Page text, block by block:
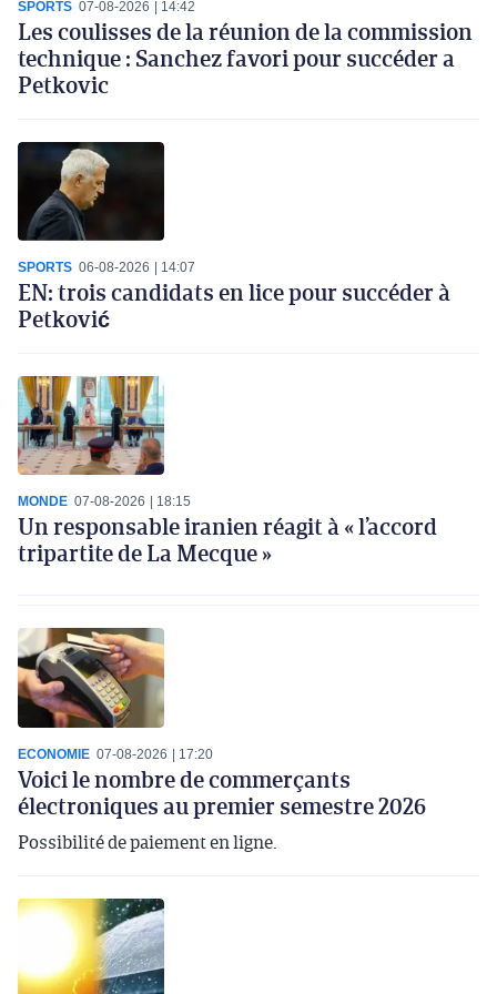
SPORTS 07-08-2026 14:42
Les coulisses de la réunion de la commission
technique : Sanchez favori pour succéder a
Petkovic
SPORTS 06-08-2026 14:07
EN: trois candidats en lice pour succéder à
Petković
MONDE 07-08-2026 18:15
Un responsable iranien réagit à « l’accord
tripartite de La Mecque »
ECONOMIE 07-08-2026 17:20
Voici le nombre de commerçants
électroniques au premier semestre 2026
Possibilité de paiement en ligne.